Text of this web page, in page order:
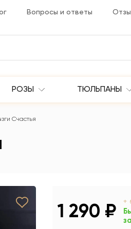
Вопросы и ответы
РОЗЫ ТЮЛЬПАНЫ
Счастья
1 290 ₽ +